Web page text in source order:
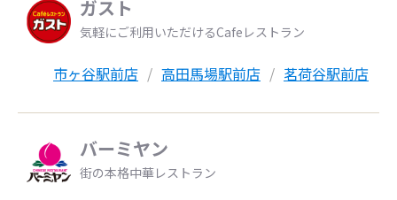
ガスト
気軽にご利用いただけるCafeレストラン
市ヶ谷駅前店 高田馬場駅前店 茗荷谷駅前店
バーミヤン
街の本格中華レストラン